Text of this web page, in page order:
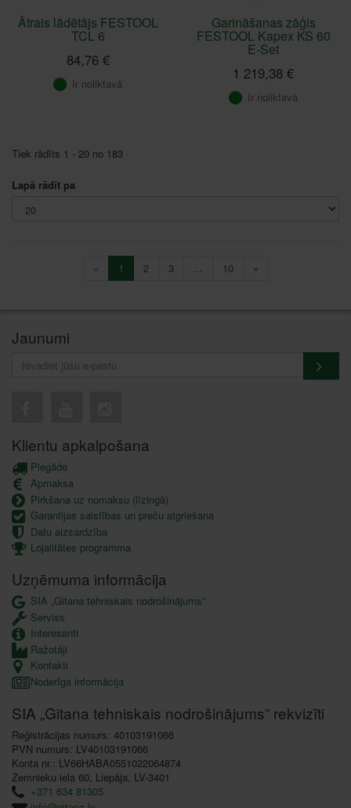
Ātrais lādētājs FESTOOL
TCL 6
84,76 €
Ir noliktavā
Garināšanas zāģis
FESTOOL Kapex KS 60
E-Set
1 219,38 €
Ir noliktavā
Tiek rādīts 1 - 20 no 183
Lapā rādīt pa
« 1 2 3 ... 10 »
Jaunumi
Klientu apkalpošana
Piegāde
Apmaksa
Pirkšana uz nomaksu (līzingā)
Garantijas saistības un preču atgriešana
Datu aizsardzība
Lojalitātes programma
Uzņēmuma informācija
SIA „Gitana tehniskais nodrošinājums”
Serviss
Interesanti
Ražotāji
Kontakti
Noderīga informācija
SIA „Gitana tehniskais nodrošinājums” rekvizīti
Reģistrācijas numurs: 40103191066
PVN numurs: LV40103191066
Konta nr.: LV66HABA0551022064874
Zemnieku iela 60, Liepāja, LV-3401
+371 634 81305